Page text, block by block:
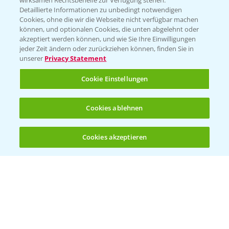
(noch 4)
Beratung auf WhatsApp
T.+49 (0)174 346 564 1
KONTAKT
Hilfe in Notfällen
+49 (0)214/30-20220
Detaillierte Informationen zu unbedingt notwendigen
Cookies, ohne die wir die Webseite nicht verfügbar machen
können, und optionalen Cookies, die unten abgelehnt oder
akzeptiert werden können, und wie Sie Ihre Einwilligungen
jeder Zeit ändern oder zurückziehen können, finden Sie in
unserer Privacy Statement
Cookie Einstellungen
Cookies ablehnen
Cookies akzeptieren